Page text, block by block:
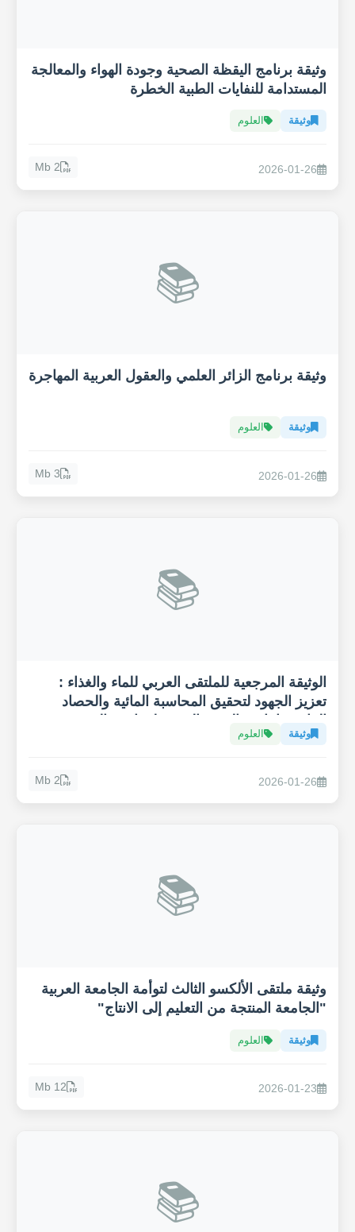
وثيقة برنامج اليقظة الصحية وجودة الهواء والمعالجة
المستدامة للنفايات الطبية الخطرة
وثيقة العلوم
2026-01-26
2 Mb
📚
وثيقة برنامج الزائر العلمي والعقول العربية المهاجرة
وثيقة العلوم
2026-01-26
3 Mb
📚
الوثيقة المرجعية للملتقى العربي للماء والغذاء :
تعزيز الجهود لتحقيق المحاسبة المائية والحصاد
المناخي
وثيقة العلوم
2026-01-26
2 Mb
📚
وثيقة ملتقى الألكسو الثالث لتوأمة الجامعة العربية
"الجامعة المنتجة من التعليم إلى الانتاج"
وثيقة العلوم
2026-01-23
12 Mb
📚